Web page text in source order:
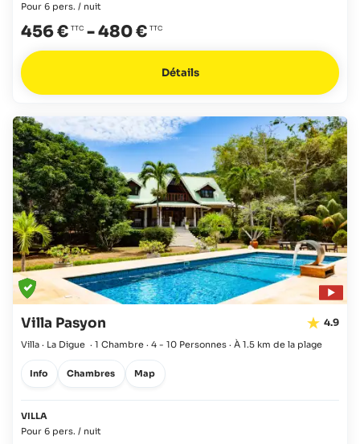
Pour 6 pers. / nuit
456 € -480 €
Détails
Villa Pasyon 4.9
Villa · La Digue · 1 Chambre · 4 - 10 Personnes · À 1.5 km de la plage
Info Chambres Map
VILLA
Pour 6 pers. / nuit